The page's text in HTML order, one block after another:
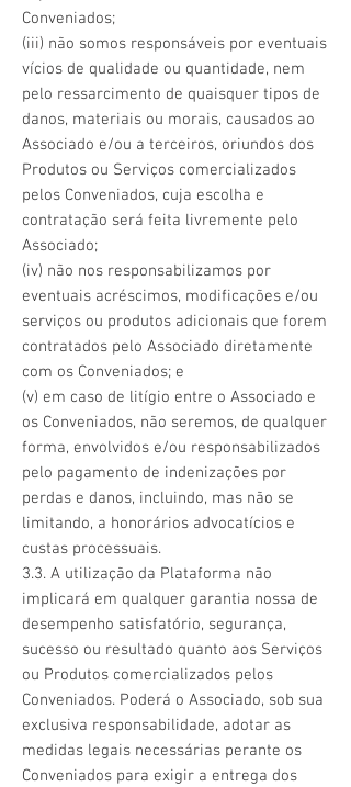
Conveniados;
(iii) não somos responsáveis por eventuais
vícios de qualidade ou quantidade, nem
pelo ressarcimento de quaisquer tipos de
danos, materiais ou morais, causados ao
Associado e/ou a terceiros, oriundos dos
Produtos ou Serviços comercializados
pelos Conveniados, cuja escolha e
contratação será feita livremente pelo
Associado;
(iv) não nos responsabilizamos por
eventuais acréscimos, modificações e/ou
serviços ou produtos adicionais que forem
contratados pelo Associado diretamente
com os Conveniados; e
(v) em caso de litígio entre o Associado e
os Conveniados, não seremos, de qualquer
forma, envolvidos e/ou responsabilizados
pelo pagamento de indenizações por
perdas e danos, incluindo, mas não se
limitando, a honorários advocatícios e
custas processuais.
3.3. A utilização da Plataforma não
implicará em qualquer garantia nossa de
desempenho satisfatório, segurança,
sucesso ou resultado quanto aos Serviços
ou Produtos comercializados pelos
Conveniados. Poderá o Associado, sob sua
exclusiva responsabilidade, adotar as
medidas legais necessárias perante os
Conveniados para exigir a entrega dos